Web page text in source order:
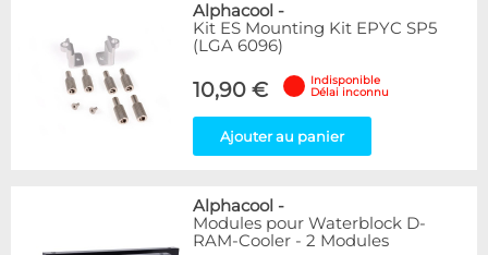
Alphacool -
Kit ES Mounting Kit EPYC SP5
(LGA 6096)
10,90 €
Indisponible
Délai inconnu
Ajouter au panier
Alphacool -
Modules pour Waterblock D-
RAM-Cooler - 2 Modules